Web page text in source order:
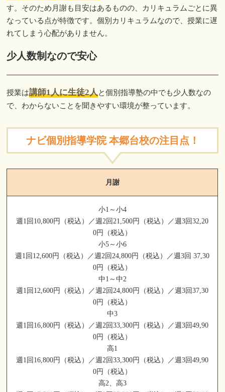
す。そのため月謝も目安はあるものの、カリキュラムごとに異
なっている点が特徴です。個別カリキュラムなので、授業に遅
れてしまう心配がありません。
少人数制なので安心
授業は講師1人に生徒2人と個別指導塾の中でも少人数なの
で、わからないことを聞きやすい環境が整っています。
ナビ個別指導学院 本郷台校の注目点！
月謝
小1～小4
週1回10,800円（税込）／週2回21,500円（税込）／週3回32,20
0円（税込）
小5～小6
週1回12,600円（税込）／週2回24,800円（税込）／週3回 37,30
0円（税込）
中1～中2
週1回12,600円（税込）／週2回24,800円（税込）／週3回37,30
0円（税込）
中3
週1回16,800円（税込）／週2回33,300円（税込）／週3回49,90
0円（税込）
高1
週1回16,800円（税込）／週2回33,300円（税込）／週3回49,90
0円（税込）
高2、高3